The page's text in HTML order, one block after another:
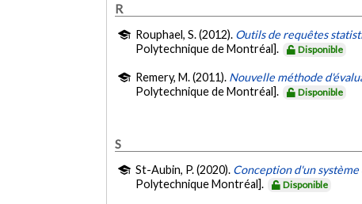
R
Rouphael, S. (2012). Outils de requêtes
Polytechnique de Montréal].
Disponible
Remery, M. (2011). Nouvelle méthode
Polytechnique de Montréal].
Disponible
S
St-Aubin, P. (2020). Conception d'un
Polytechnique Montréal].
Disponible